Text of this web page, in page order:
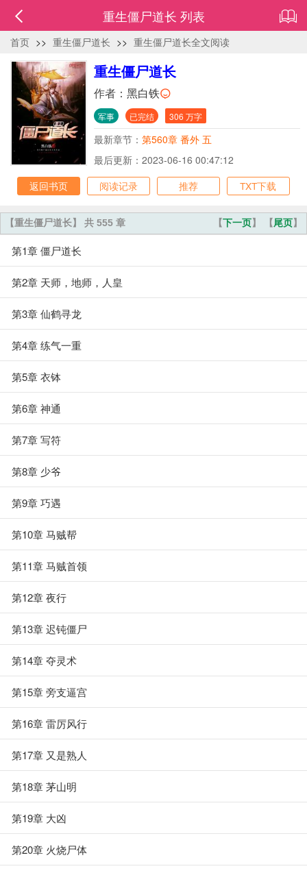
重生僵尸道长 列表
首页 >> 重生僵尸道长 >> 重生僵尸道长全文阅读
重生僵尸道长
作者： 黑白铁
军事 已完结 306 万字
最新章节： 第560章 番外 五
最后更新：2023-06-16 00:47:12
返回书页
阅读记录 推荐 TXT下载
【下一页】 【尾页】
【重生僵尸道长】 共 555 章
第1章 僵尸道长
第2章 天师，地师，人皇
第3章 仙鹤寻龙
第4章 练气一重
第5章 衣钵
第6章 神通
第7章 写符
第8章 少爷
第9章 巧遇
第10章 马贼帮
第11章 马贼首领
第12章 夜行
第13章 迟钝僵尸
第14章 夺灵术
第15章 旁支逼宫
第16章 雷厉风行
第17章 又是熟人
第18章 茅山明
第19章 大凶
第20章 火烧尸体